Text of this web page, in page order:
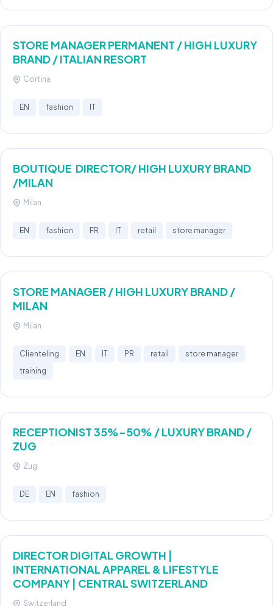
STORE MANAGER PERMANENT / HIGH LUXURY
BRAND / ITALIAN RESORT
Cortina
EN fashion IT
BOUTIQUE DIRECTOR/ HIGH LUXURY BRAND
/MILAN
Milan
EN fashion FR IT retail store manager
STORE MANAGER / HIGH LUXURY BRAND /
MILAN
Milan
Clienteling EN IT PR retail
store manager
training
RECEPTIONIST 35%-50% / LUXURY BRAND /
ZUG
Zug
DE EN fashion
DIRECTOR DIGITAL GROWTH |
INTERNATIONAL APPAREL & LIFESTYLE
COMPANY | CENTRAL SWITZERLAND
Switzerland